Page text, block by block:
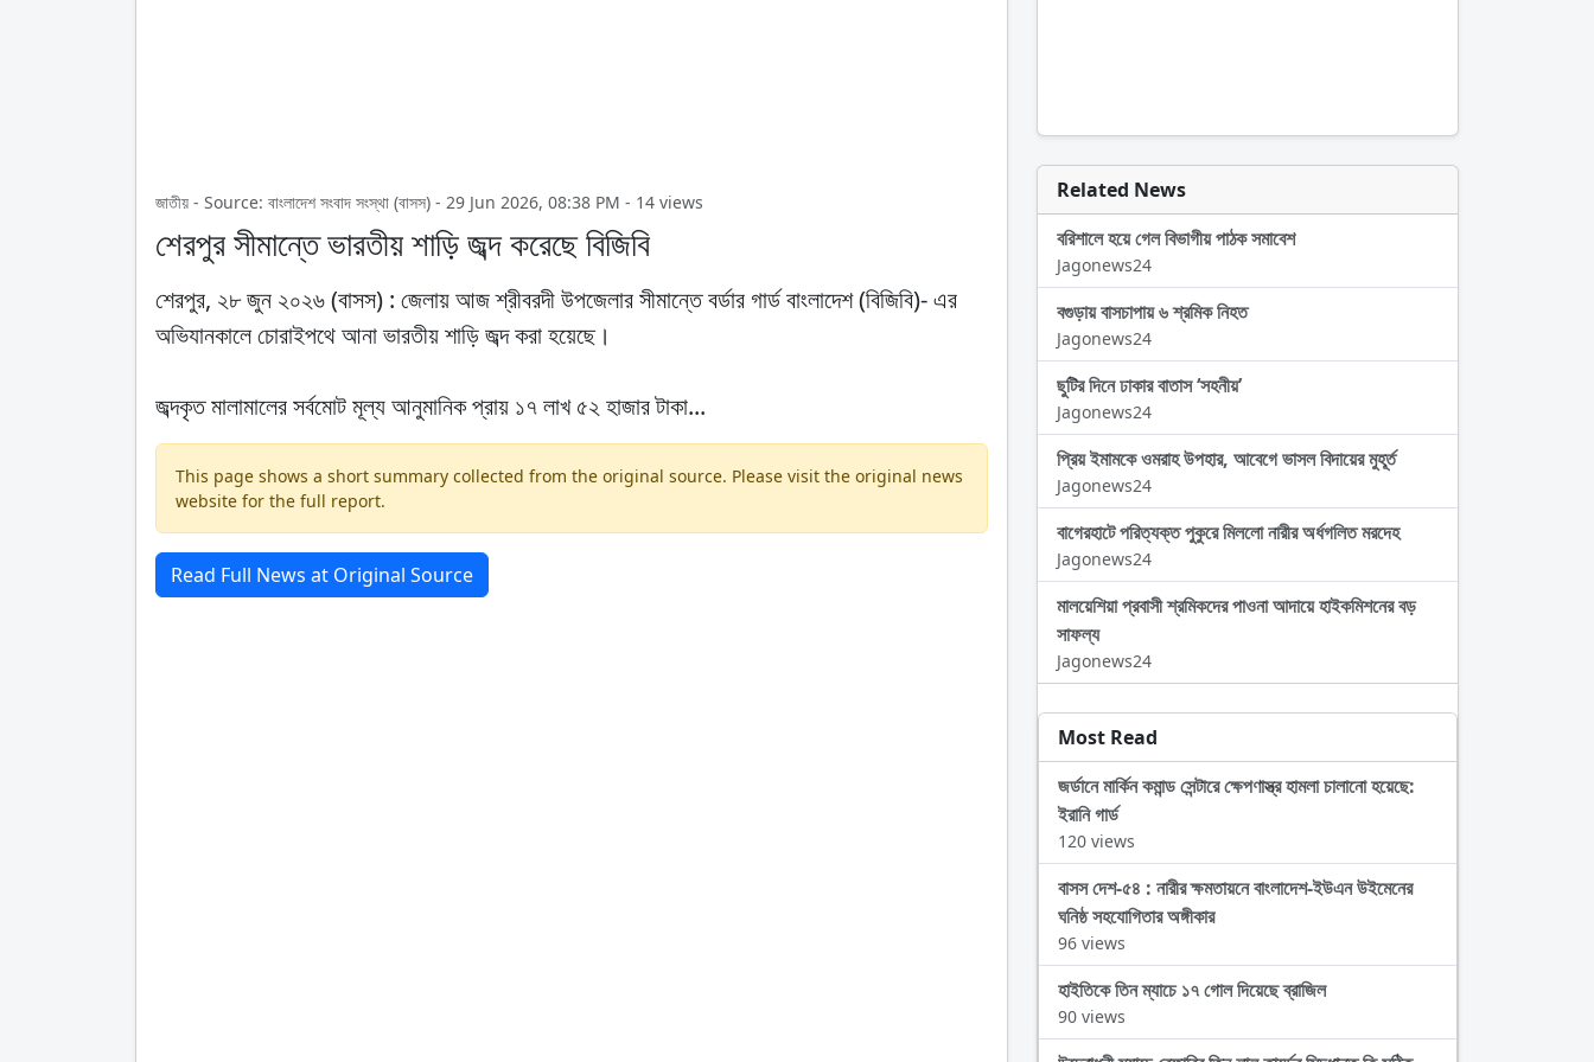
জাতীয় - Source: বাংলাদেশ সংবাদ সংস্থা (বাসস) - 29 Jun 2026, 08:38 PM - 14 views
শেরপুর সীমান্তে ভারতীয় শাড়ি জব্দ করেছে বিজিবি
শেরপুর, ২৮ জুন ২০২৬ (বাসস) : জেলায় আজ শ্রীবরদী উপজেলার সীমান্তে বর্ডার গার্ড বাংলাদেশ (বিজিবি)- এর
অভিযানকালে চোরাইপথে আনা ভারতীয় শাড়ি জব্দ করা হয়েছে।
জব্দকৃত মালামালের সর্বমোট মূল্য আনুমানিক প্রায় ১৭ লাখ ৫২ হাজার টাকা...
This page shows a short summary collected from the original source. Please visit the original news
website for the full report.
Read Full News at Original Source
Related News
বরিশালে হয়ে গেল বিভাগীয় পাঠক সমাবেশ
Jagonews24
বগুড়ায় বাসচাপায় ৬ শ্রমিক নিহত
Jagonews24
ছুটির দিনে ঢাকার বাতাস ‘সহনীয়’
Jagonews24
প্রিয় ইমামকে ওমরাহ উপহার, আবেগে ভাসল বিদায়ের মুহূর্ত
Jagonews24
বাগেরহাটে পরিত্যক্ত পুকুরে মিললো নারীর অর্ধগলিত মরদেহ
Jagonews24
মালয়েশিয়া প্রবাসী শ্রমিকদের পাওনা আদায়ে হাইকমিশনের বড়
সাফল্য
Jagonews24
Most Read
জর্ডানে মার্কিন কমান্ড সেন্টারে ক্ষেপণাস্ত্র হামলা চালানো হয়েছে:
ইরানি গার্ড
120 views
বাসস দেশ-৫৪ : নারীর ক্ষমতায়নে বাংলাদেশ-ইউএন উইমেনের
ঘনিষ্ঠ সহযোগিতার অঙ্গীকার
96 views
হাইতিকে তিন ম্যাচে ১৭ গোল দিয়েছে ব্রাজিল
90 views